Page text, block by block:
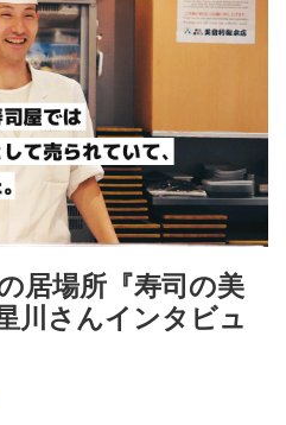
ース│木金
│週1回・1年間
コース│6ヶ月
学費
業生の活躍
居場所『寿司の美
川さんインタビュ